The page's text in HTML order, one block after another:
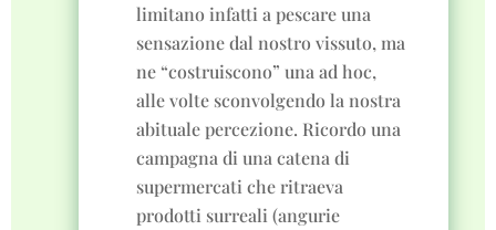
limitano infatti a pescare una
sensazione dal nostro vissuto, ma
ne “costruiscono” una ad hoc,
alle volte sconvolgendo la nostra
abituale percezione. Ricordo una
campagna di una catena di
supermercati che ritraeva
prodotti surreali (angurie